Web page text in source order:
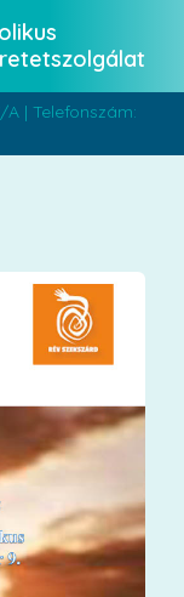
| Telefonszám: